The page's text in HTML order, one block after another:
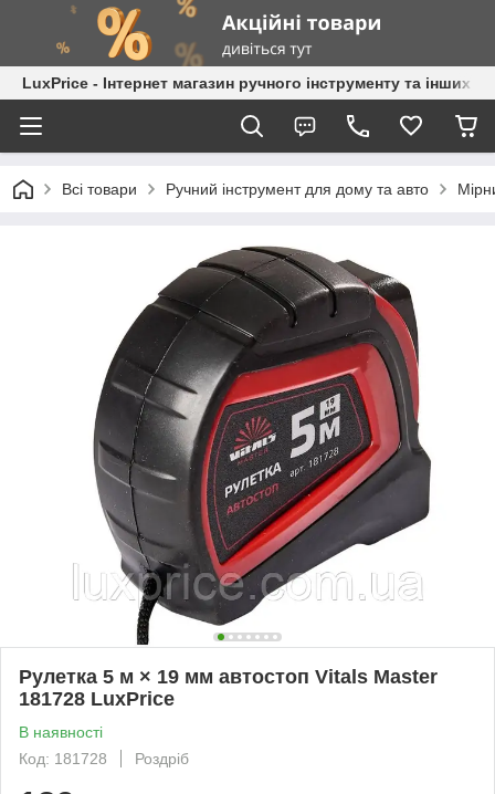
LuxPrice - Інтернет магазин ручного інструменту та інших
Всі товари Ручний інструмент для дому та авто
Рулетка 5 м × 19 мм автостоп Vitals Master
181728 LuxPrice
В наявності
Код: 181728
Роздріб